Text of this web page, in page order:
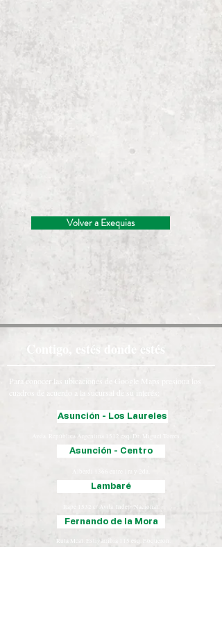
Volver a Exequias
Contigo, estés donde estés
Para conocer las ubicaciones de Google Maps presiona los
cuadros de acuerdo a la sucursal de su interés:
Asunción - Los Laureles
Avda. República Argentina 1512 esq. Dr. Miguel Torres.
Asunción - Centro
Lambaré
Itape 1532 c/ Avda. Indep. Nacional.
Fernando de la Mora
Ruta Mcal. Estigarribia 115 esq. Boquerón.